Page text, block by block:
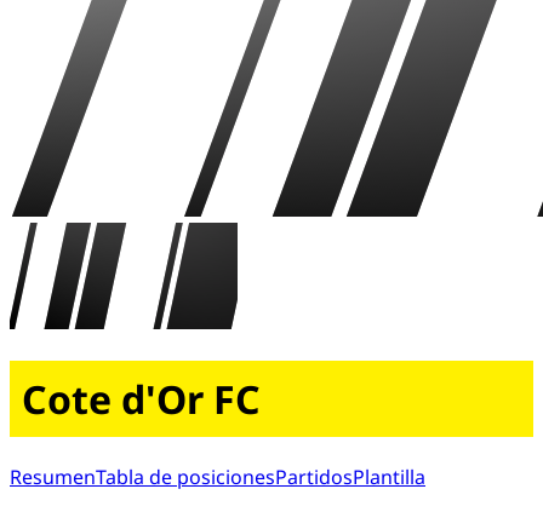
Cote d'Or FC
ResumenTabla de posicionesPartidosPlantilla